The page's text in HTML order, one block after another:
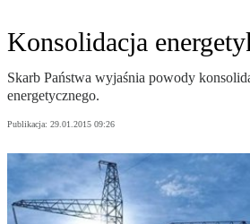
Konsolidacja
Skarb Państwa wyjaśnia powody
energetycznego.
Publikacja: 29.01.2015 09:26